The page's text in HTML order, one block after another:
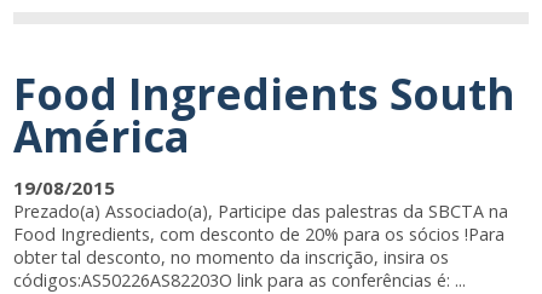
Food Ingredients South
América
19/08/2015
Prezado(a) Associado(a), Participe das palestras da SBCTA na
Food Ingredients, com desconto de 20% para os sócios !Para
obter tal desconto, no momento da inscrição, insira os
códigos:AS50226AS82203O link para as conferências é: ...